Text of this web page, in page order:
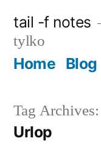
content
tail -f notes
tylko
Home Blog
Tag Archives:
Urlop